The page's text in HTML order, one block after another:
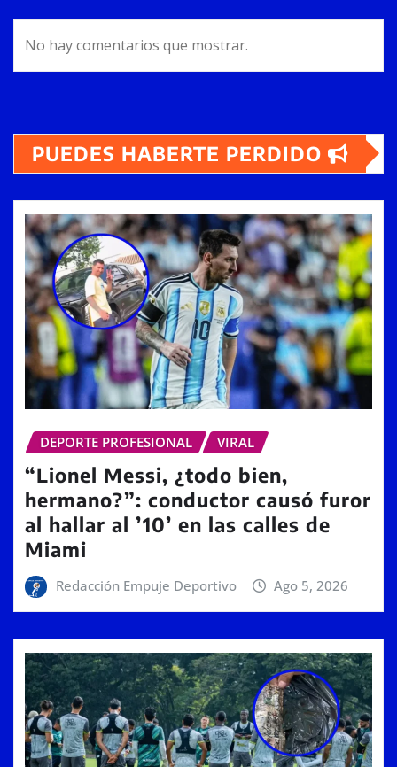
No hay comentarios que mostrar.
PUEDES HABERTE PERDIDO
DEPORTE PROFESIONAL VIRAL
“Lionel Messi, ¿todo bien,
hermano?”: conductor causó furor
al hallar al ’10’ en las calles de
Miami
Redacción Empuje Deportivo Ago 5, 2026